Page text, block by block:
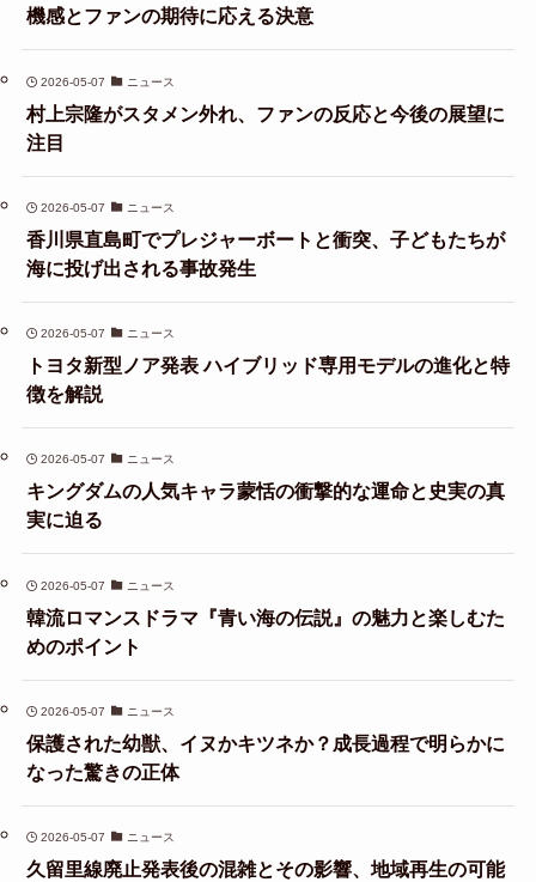
機感とファンの期待に応える決意
2026-05-07 ニュース
村上宗隆がスタメン外れ、ファンの反応と今後の展望に
注目
2026-05-07 ニュース
香川県直島町でプレジャーボートと衝突、子どもたちが
海に投げ出される事故発生
2026-05-07 ニュース
トヨタ新型ノア発表 ハイブリッド専用モデルの進化と特
徴を解説
2026-05-07 ニュース
キングダムの人気キャラ蒙恬の衝撃的な運命と史実の真
実に迫る
2026-05-07 ニュース
韓流ロマンスドラマ『青い海の伝説』の魅力と楽しむた
めのポイント
2026-05-07 ニュース
保護された幼獣、イヌかキツネか？成長過程で明らかに
なった驚きの正体
2026-05-07 ニュース
久留里線廃止発表後の混雑とその影響、地域再生の可能